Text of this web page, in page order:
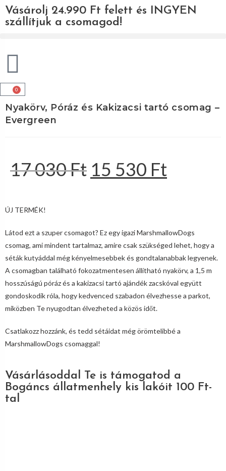
Vásárolj 24.990 Ft felett és INGYEN
szállítjuk a csomagod!
0
Nyakörv, Póráz és Kakizacsi tartó csomag –
Evergreen
17 030Ft 15 530 Ft
ÚJ TERMÉK!
Látod ezt a szuper csomagot? Ez egy igazi MarshmallowDogs
csomag, ami mindent tartalmaz, amire csak szükséged lehet, hogy a
séták kutyáddal még kényelmesebbek és gondtalanabbak legyenek.
A csomagban található fokozatmentesen állítható nyakörv, a 1,5 m
hosszúságú póráz és a kakizacsi tartó ajándék zacskóval együtt
gondoskodik róla, hogy kedvenced szabadon élvezhesse a parkot,
miközben Te nyugodtan élvezheted a közös időt.
Csatlakozz hozzánk, és tedd sétáidat még örömtelibbé a
MarshmallowDogs csomaggal!
Vásárlásoddal Te is támogatod a
Bogáncs állatmenhely kis lakóit 100 Ft-
tal